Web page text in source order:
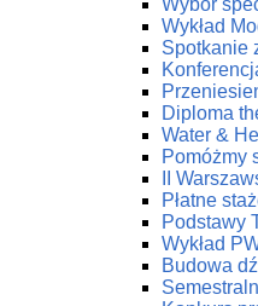
Wybór
Wykład
Spotkanie
Diploma
Water &
Pomóżmy
II
Płatne
Podstawy
Wykład
Budowa